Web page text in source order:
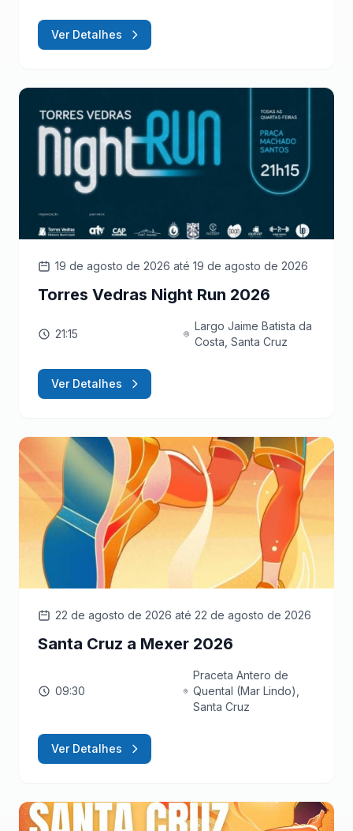
Ver Detalhes
19 de agosto de 2026 até 19 de agosto de 2026
Torres Vedras Night Run 2026
21:15
Largo Jaime Batista da
Costa, Santa Cruz
Ver Detalhes
22 de agosto de 2026 até 22 de agosto de 2026
Santa Cruz a Mexer 2026
09:30
Praceta Antero de
Quental (Mar Lindo),
Santa Cruz
Ver Detalhes